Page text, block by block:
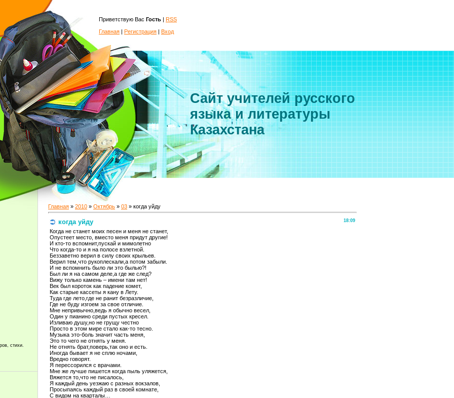
стихи.
Приветствую Вас Гость | RSS
Главная | Регистрация | Вход
Сайт учителей русского
языка и литературы
Казахстана
Главная » 2010 » Октябрь » 03 » когда уйду
18:09
когда уйду
Когда не станет моих песен и меня не станет,
Опустеет место, вместо меня придут другие!
И кто-то вспомнит,пускай и мимолетно
Что когда-то и я на полосе взлетной.
Беззаветно верил в силу своих крыльев.
Верил тем,что рукоплескали,а потом забыли.
И не вспомнить было ли это былью?!
Был ли я на самом деле,а где же след?
Вижу только камень – имени там нет!
Век был короток как падение комет,
Как старые кассеты я кану в Лету.
Туда где лето,где не ранит безразличие,
Где не буду изгоем за свое отличие.
Мне непривычно,ведь я обычно весел,
Один у пианино среди пустых кресел.
Изливаю душу,но не грущу честно
Просто в этом мире стало как-то тесно.
Музыка это-боль значит часть меня,
Это то чего не отнять у меня.
Не отнять брат,поверь,так оно и есть.
Иногда бывает я не сплю ночами,
Вредно говорят.
Я перессорился с врачами.
Мне же лучше пишется когда пыль уляжется,
Вяжется то,что не писалось,
Я каждый день уезжаю с разных вокзалов,
Просыпаясь каждый раз в своей комнате,
С видом на кварталы…